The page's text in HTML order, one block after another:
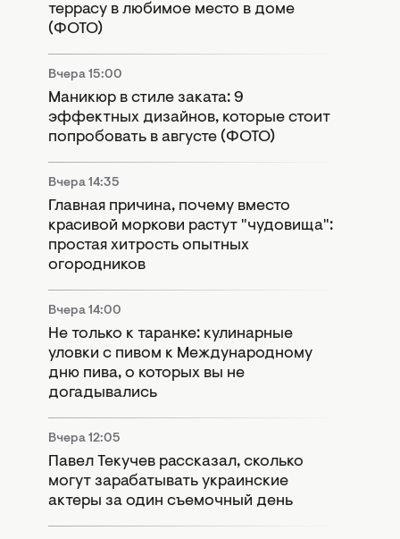
террасу в любимое место в доме
(ФОТО)
Вчера 15:00
Маникюр в стиле заката: 9
эффектных дизайнов, которые стоит
попробовать в августе (ФОТО)
Вчера 14:35
Главная причина, почему вместо
красивой моркови растут "чудовища":
простая хитрость опытных
огородников
Вчера 14:00
Не только к таранке: кулинарные
уловки с пивом к Международному
дню пива, о которых вы не
догадывались
Вчера 12:05
Павел Текучев рассказал, сколько
могут зарабатывать украинские
актеры за один съемочный день